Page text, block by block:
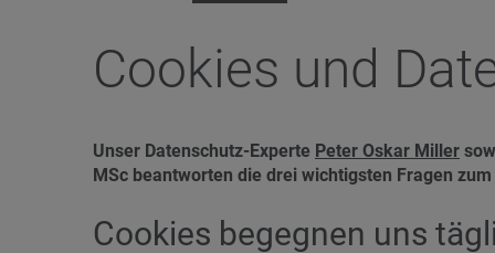
Cookies und
Unser Datenschutz-Experte Peter Oskar Miller
MSc beantworten die drei wichtigsten Fragen
Cookies begegnen uns